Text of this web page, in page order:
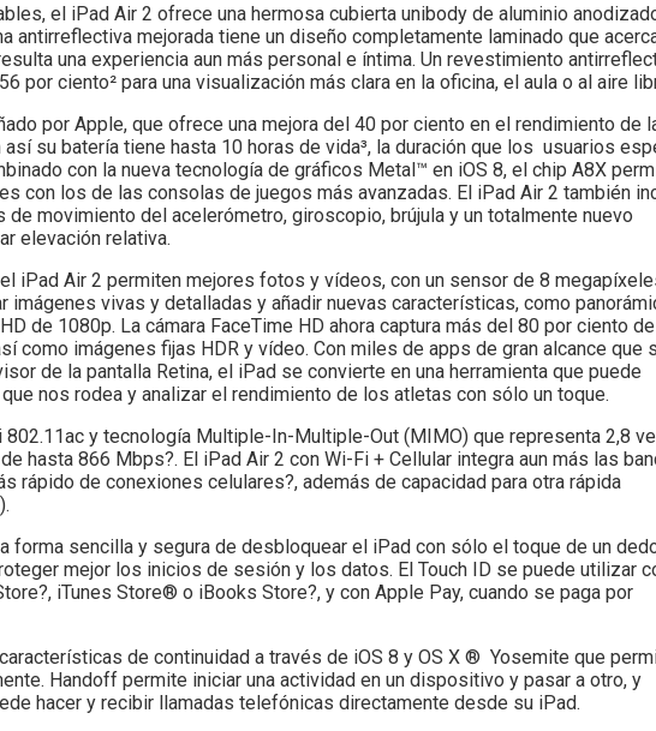
el iPad Air 2 ofrece una hermosa cubierta unibody de aluminio
antirreflectiva mejorada tiene un diseño completamente laminado que
una experiencia aun más personal e íntima. Un revestimiento
por ciento² para una visualización más clara en la oficina, el aula o al aire
por Apple, que ofrece una mejora del 40 por ciento en el rendimiento de
su batería tiene hasta 10 horas de vida³, la duración que los usuarios
con la nueva tecnología de gráficos Metal™ en iOS 8, el chip A8X
con los de las consolas de juegos más avanzadas. El iPad Air 2 también
movimiento del acelerómetro, giroscopio, brújula y un totalmente nuevo
elevación relativa.
iPad Air 2 permiten mejores fotos y vídeos, con un sensor de 8
imágenes vivas y detalladas y añadir nuevas características, como
de 1080p. La cámara FaceTime HD ahora captura más del 80 por ciento
como imágenes fijas HDR y vídeo. Con miles de apps de gran alcance que
de la pantalla Retina, el iPad se convierte en una herramienta que puede
nos rodea y analizar el rendimiento de los atletas con sólo un toque.
y tecnología Multiple-In-Multiple-Out (MIMO) que representa 2,8
hasta 866 Mbps?. El iPad Air 2 con Wi-Fi + Cellular integra aun más las
rápido de conexiones celulares?, además de capacidad para otra rápida
forma sencilla y segura de desbloquear el iPad con sólo el toque de un
mejor los inicios de sesión y los datos. El Touch ID se puede utilizar
iTunes Store® o iBooks Store?, y con Apple Pay, cuando se paga por
de continuidad a través de iOS 8 y OS X ® Yosemite que
Handoff permite iniciar una actividad en un dispositivo y pasar a otro, y
hacer y recibir llamadas telefónicas directamente desde su iPad.